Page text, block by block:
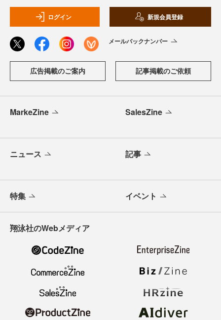
ログイン 新規会員登録
メールバックナンバー
広告掲載のご案内 記事掲載のご依頼
MarkeZine SalesZine
ニュース 記事
特集 イベント
翔泳社のWebメディア